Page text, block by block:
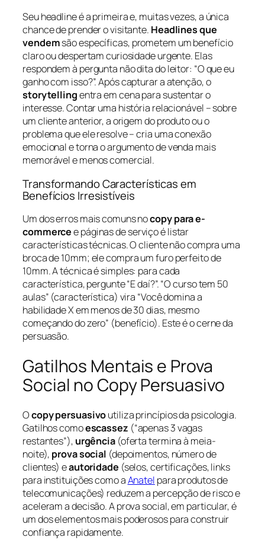
Seuheadlineé a primeira e, muitas vezes, a única
chance de prender o visitante. Headlines que
vendemsão específicas, prometem um benefício
claro ou despertam curiosidade urgente. Elas
respondem à pergunta não dita do leitor: “O que eu
ganho com isso?”. Após capturar a atenção, o
storytellingentra em cena para sustentar o
interesse. Contar uma história relacionável – sobre
um cliente anterior, a origem do produto ou o
problema que ele resolve – cria uma conexão
emocional e torna o argumento de venda mais
memorável e menos comercial.
Transformando Características em
Benefícios Irresistíveis
Um dos erros mais comuns nocopy para e-
commercee páginas de serviço é listar
características técnicas. O cliente não compra uma
broca de 10mm; ele compra um furo perfeito de
10mm. A técnica é simples: para cada
característica, pergunte “E daí?”. “O curso tem 50
aulas” (característica) vira “Você domina a
habilidade X em menos de 30 dias, mesmo
começando do zero” (benefício). Este é o cerne da
persuasão.
Gatilhos Mentais e Prova
Social no Copy Persuasivo
Ocopy persuasivoutiliza princípios da psicologia.
Gatilhos comoescassez (“apenas 3 vagas
restantes”), urgência(oferta termina à meia-
noite), prova social (depoimentos, número de
clientes) eautoridade (selos, certificações, links
para instituições como aAnatel para produtos de
telecomunicações) reduzem a percepção de risco e
aceleram a decisão. A prova social, em particular, é
um dos elementos mais poderosos para construir
confiança rapidamente.